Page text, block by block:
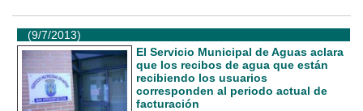
(9/7/2013)
El Servicio Municipal de Aguas aclara
que los recibos de agua que están
recibiendo los usuarios
corresponden al periodo actual de
facturación